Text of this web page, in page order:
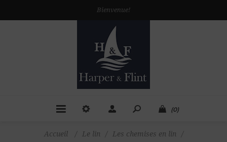
Bienvenue!
(0)
Accueil / Le lin / Les chemises en lin
/